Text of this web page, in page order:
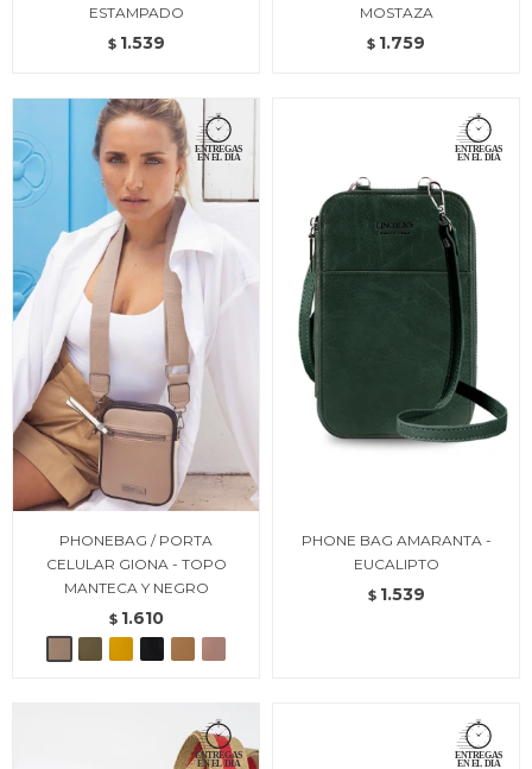
ESTAMPADO
$ 1.539
MOSTAZA
$ 1.759
PHONEBAG / PORTA
CELULAR GIONA - TOPO
MANTECA Y NEGRO
$ 1.610
PHONE BAG AMARANTA -
EUCALIPTO
$ 1.539